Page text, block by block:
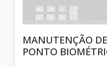
MANUTENÇÃO
PONTO